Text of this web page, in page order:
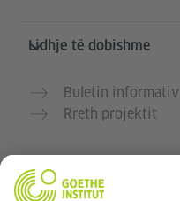
Lidhje të dobishme
Buletin informativ
Rreth projektit
Faqe të tjera interneti